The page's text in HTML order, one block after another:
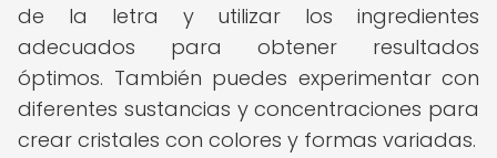
de la letra y utilizar los ingredientes
adecuados para obtener resultados
óptimos. También puedes experimentar con
diferentes sustancias y concentraciones para
crear cristales con colores y formas variadas.